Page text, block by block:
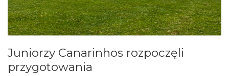
Juniorzy Canarinhos rozpoczęli
przygotowania